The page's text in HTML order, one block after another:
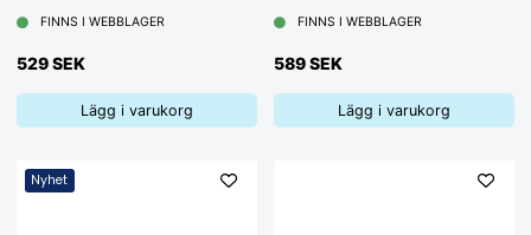
FINNS I WEBBLAGER
529 SEK
Lägg i varukorg
FINNS I WEBBLAGER
589 SEK
Lägg i varukorg
Nyhet